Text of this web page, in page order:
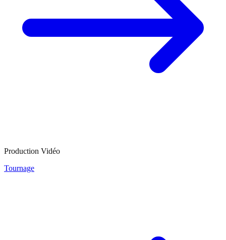
Production Vidéo
Tournage